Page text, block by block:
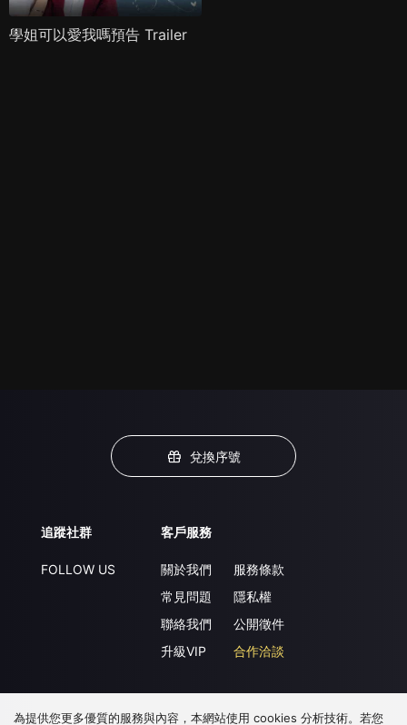
學姐可以愛我嗎預告 Trailer
兌換序號
追蹤社群
FOLLOW US
客戶服務
關於我們
常見問題
聯絡我們
升級VIP
服務條款
隱私權
公開徵件
合作洽談
下載 APP
為提供您更多優質的服務與內容，本網站使用 cookies 分析技術。若您